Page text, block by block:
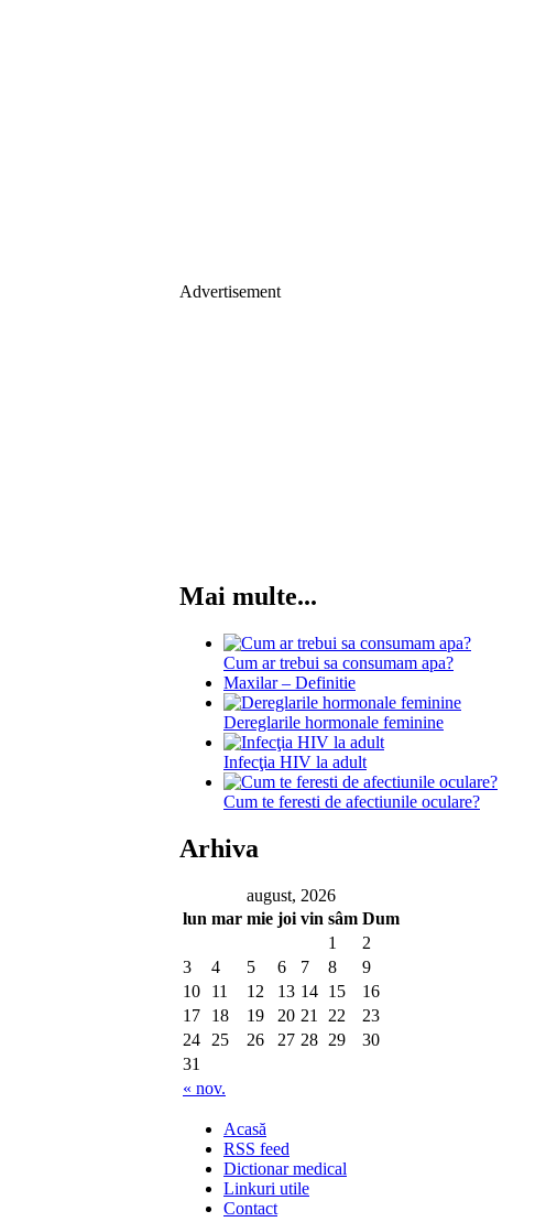
Advertisement
Mai multe...
Cum ar trebui sa consumam apa?
Maxilar – Definitie
Dereglarile hormonale feminine
Infecţia HIV la adult
Cum te feresti de afectiunile oculare?
Arhiva
august, 2026
lun mar mie joi vin sâm Dum
« nov.
1
2
3
4 5 6 7 8
9
10
11 12 13 14 15
16
17
18 19 20 21 22
23
24
25 26 27 28 29
30
31
Acasă
RSS feed
Dictionar medical
Linkuri utile
Contact